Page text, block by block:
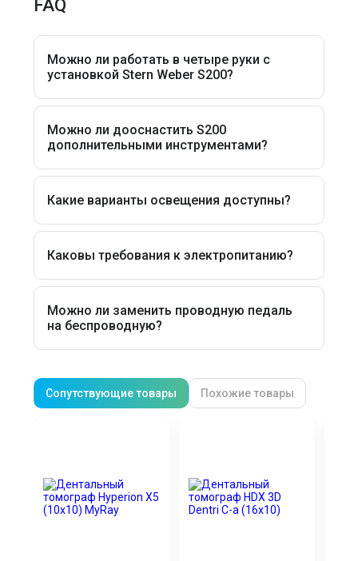
FAQ
Можно ли работать в четыре руки с
установкой Stern Weber S200?
Можно ли дооснастить S200
дополнительными инструментами?
Какие варианты освещения доступны?
Каковы требования к электропитанию?
Можно ли заменить проводную педаль
на беспроводную?
Сопутствующие товары Похожие товары